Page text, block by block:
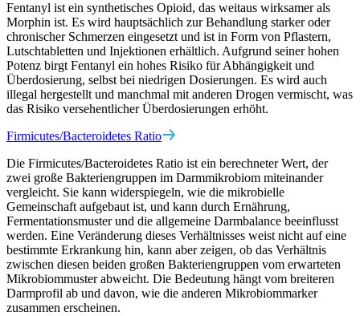
Fentanyl ist ein synthetisches Opioid, das weitaus wirksamer als
Morphin ist. Es wird hauptsächlich zur Behandlung starker oder
chronischer Schmerzen eingesetzt und ist in Form von Pflastern,
Lutschtabletten und Injektionen erhältlich. Aufgrund seiner hohen
Potenz birgt Fentanyl ein hohes Risiko für Abhängigkeit und
Überdosierung, selbst bei niedrigen Dosierungen. Es wird auch
illegal hergestellt und manchmal mit anderen Drogen vermischt, was
das Risiko versehentlicher Überdosierungen erhöht.
Firmicutes/Bacteroidetes Ratio
Die Firmicutes/Bacteroidetes Ratio ist ein berechneter Wert, der
zwei große Bakteriengruppen im Darmmikrobiom miteinander
vergleicht. Sie kann widerspiegeln, wie die mikrobielle
Gemeinschaft aufgebaut ist, und kann durch Ernährung,
Fermentationsmuster und die allgemeine Darmbalance beeinflusst
werden. Eine Veränderung dieses Verhältnisses weist nicht auf eine
bestimmte Erkrankung hin, kann aber zeigen, ob das Verhältnis
zwischen diesen beiden großen Bakteriengruppen vom erwarteten
Mikrobiommuster abweicht. Die Bedeutung hängt vom breiteren
Darmprofil ab und davon, wie die anderen Mikrobiommarker
zusammen erscheinen.